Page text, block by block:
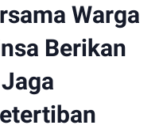
Warga
Berikan